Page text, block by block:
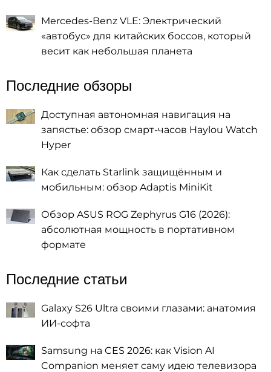
Mercedes-Benz VLE: Электрический
«автобус» для китайских боссов, который
весит как небольшая планета
Последние обзоры
Доступная автономная навигация на
запястье: обзор смарт-часов Haylou Watch
Hyper
Как сделать Starlink защищённым и
мобильным: обзор Adaptis MiniKit
Обзор ASUS ROG Zephyrus G16 (2026):
абсолютная мощность в портативном
формате
Последние статьи
Galaxy S26 Ultra своими глазами: анатомия
ИИ-софта
Samsung на CES 2026: как Vision AI
Companion меняет саму идею телевизора